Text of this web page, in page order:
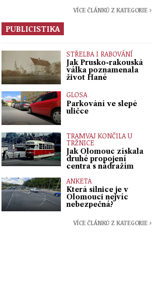
VÍCE ČLÁNKŮ Z KATEGORIE ›
PUBLICISTIKA
STŘELBA I RABOVÁNÍ
Jak Prusko-rakouská
válka poznamenala
život Hané
GLOSA
Parkování ve slepé
uličce
TRAMVAJ KONČILA U
TRŽNICE
Jak Olomouc získala
druhé propojení
centra s nádražím
ANKETA
Která silnice je v
Olomouci nejvíc
nebezpečná?
VÍCE ČLÁNKŮ Z KATEGORIE ›